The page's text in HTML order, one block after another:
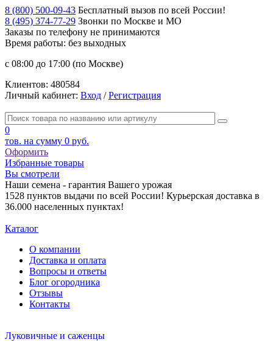
8 (800) 500-09-43 Бесплатный вызов по всей России!
8 (495) 374-77-29 Звонки по Москве и МО
Заказы по телефону не принимаются
Время работы: без выходных
с 08:00 до 17:00 (по Москве)
Клиентов: 480584
Личный кабинет: Вход /Регистрация
0
тов. на сумму 0 руб.
Оформить
Избранные товары
Вы смотрели
Наши семена - гарантия Вашего урожая
1528 пунктов выдачи по всей России! Курьерская доставка в
36.000 населенных пунктах!
Каталог
О компании
Доставка и оплата
Вопросы и ответы
Блог огородника
Отзывы
Контакты
Луковичные и саженцы